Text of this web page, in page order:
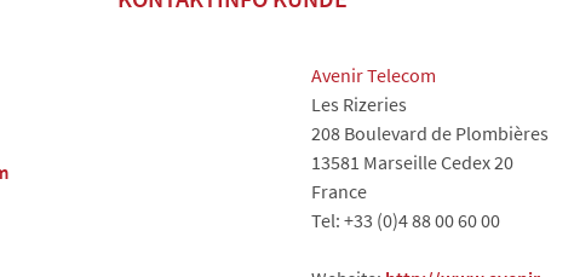
Avenir Telecom
Les Rizeries
208 Boulevard de Plombières
13581 Marseille Cedex 20
France
Tel: +33 (0)4 88 00 60 00